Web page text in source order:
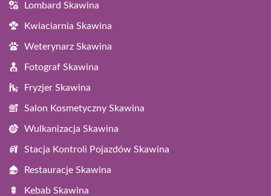
Lombard Skawina
Kwiaciarnia Skawina
Weterynarz Skawina
Fotograf Skawina
Fryzjer Skawina
Salon Kosmetyczny Skawina
Wulkanizacja Skawina
Stacja Kontroli Pojazdów Skawina
Restauracje Skawina
Kebab Skawina